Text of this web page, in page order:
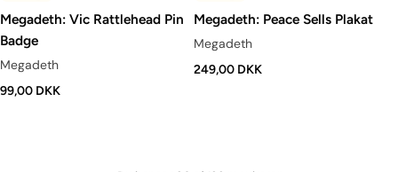
Megadeth: Vic Rattlehead Pin
Badge
Megadeth
99,00 DKK
Megadeth: Peace Sells Plakat
Megadeth
249,00 DKK